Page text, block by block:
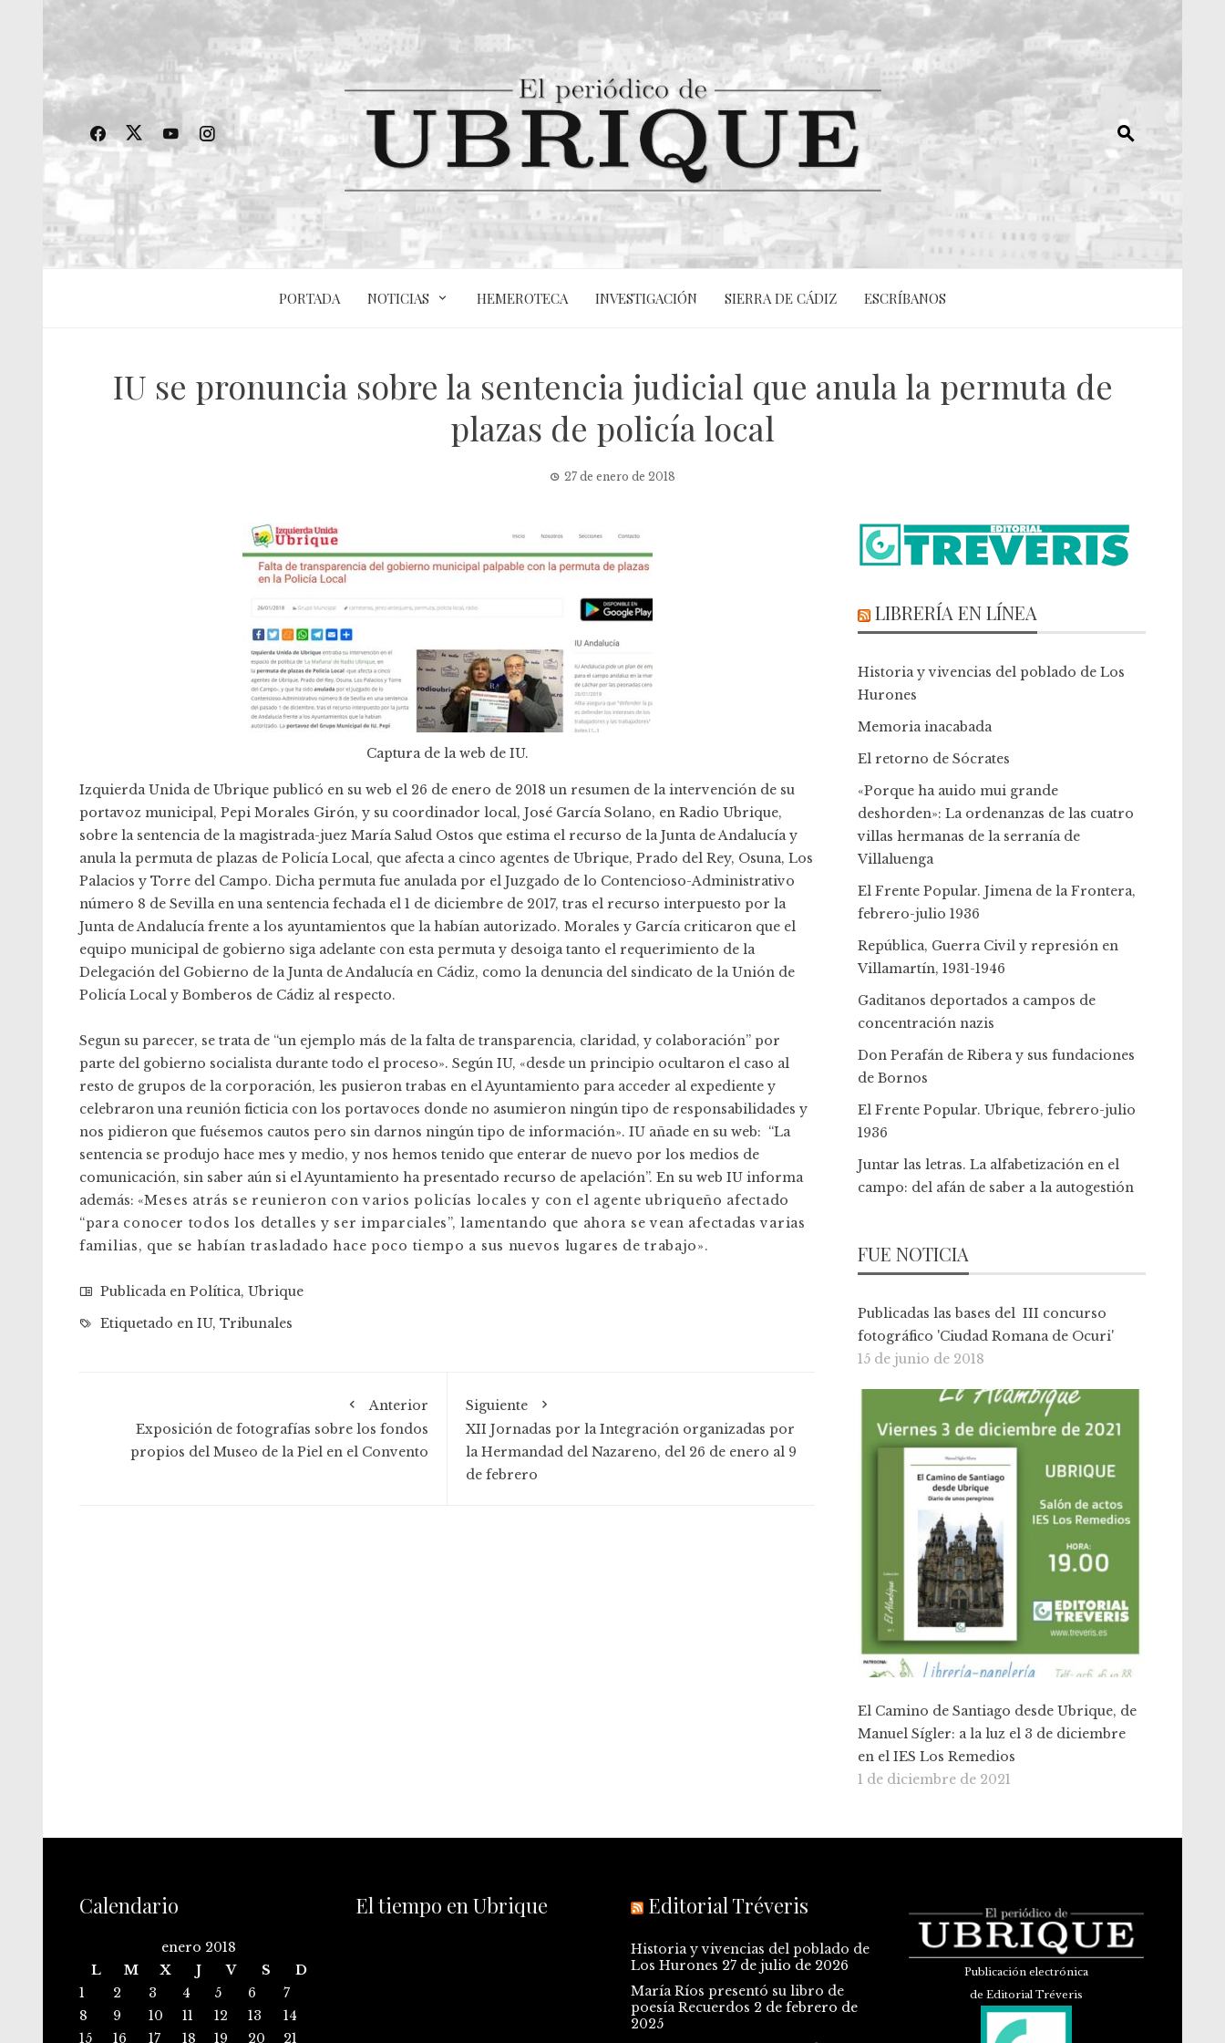
PORTADA NOTICIAS HEMEROTECA INVESTIGACIÓN SIERRA DE CÁDIZ ESCRÍBANOS
IU se pronuncia sobre la sentencia judicial que anula la permuta de
plazas de policía local
27 de enero de 2018
Captura de la web de IU.
Izquierda Unida de Ubrique publicó en su web el 26 de enero de 2018 un resumen de la intervención de su
portavoz municipal, Pepi Morales Girón, y su coordinador local, José García Solano, en Radio Ubrique,
sobre la sentencia de la magistrada-juez María Salud Ostos que estima el recurso de la Junta de Andalucía y
anula la permuta de plazas de Policía Local, que afecta a cinco agentes de Ubrique, Prado del Rey, Osuna, Los
Palacios y Torre del Campo. Dicha permuta fue anulada por el Juzgado de lo Contencioso-Administrativo
número 8 de Sevilla en una sentencia fechada el 1 de diciembre de 2017, tras el recurso interpuesto por la
Junta de Andalucía frente a los ayuntamientos que la habían autorizado. Morales y García criticaron que el
equipo municipal de gobierno siga adelante con esta permuta y desoiga tanto el requerimiento de la
Delegación del Gobierno de la Junta de Andalucía en Cádiz, como la denuncia del sindicato de la Unión de
Policía Local y Bomberos de Cádiz al respecto.
Segun su parecer, se trata de “un ejemplo más de la falta de transparencia, claridad, y colaboración” por
parte del gobierno socialista durante todo el proceso». Según IU, «desde un principio ocultaron el caso al
resto de grupos de la corporación, les pusieron trabas en el Ayuntamiento para acceder al expediente y
celebraron una reunión ficticia con los portavoces donde no asumieron ningún tipo de responsabilidades y
nos pidieron que fuésemos cautos pero sin darnos ningún tipo de información». IU añade en su web: “La
sentencia se produjo hace mes y medio, y nos hemos tenido que enterar de nuevo por los medios de
comunicación, sin saber aún si el Ayuntamiento ha presentado recurso de apelación”. En su web IU informa
además: «Meses atrás se reunieron con varios policías locales y con el agente ubriqueño afectado
“para conocer todos los detalles y ser imparciales”, lamentando que ahora se vean afectadas varias
familias, que se habían trasladado hace poco tiempo a sus nuevos lugares de trabajo».
Publicada en Política, Ubrique
Etiquetado en IU, Tribunales
Anterior
Exposición de fotografías sobre los fondos
propios del Museo de la Piel en el Convento
Siguiente
XII Jornadas por la Integración organizadas por
la Hermandad del Nazareno, del 26 de enero al 9
de febrero
LIBRERÍA EN LÍNEA
Historia y vivencias del poblado de Los
Hurones
Memoria inacabada
El retorno de Sócrates
«Porque ha auido mui grande
deshorden»: La ordenanzas de las cuatro
villas hermanas de la serranía de
Villaluenga
El Frente Popular. Jimena de la Frontera,
febrero-julio 1936
República, Guerra Civil y represión en
Villamartín, 1931-1946
Gaditanos deportados a campos de
concentración nazis
Don Perafán de Ribera y sus fundaciones
de Bornos
El Frente Popular. Ubrique, febrero-julio
1936
Juntar las letras. La alfabetización en el
campo: del afán de saber a la autogestión
FUE NOTICIA
Publicadas las bases del III concurso
fotográfico 'Ciudad Romana de Ocuri'
15 de junio de 2018
El Camino de Santiago desde Ubrique, de
Manuel Sígler: a la luz el 3 de diciembre
en el IES Los Remedios
1 de diciembre de 2021
Calendario
enero 2018
L
M X J V S
D
1
2 3 4 5 6
7
8
9 10 11 12 13
14
15
16 17 18 19 20 21
El tiempo en Ubrique Editorial Tréveris
Historia y vivencias del poblado de
Los Hurones 27 de julio de 2026
María Ríos presentó su libro de
poesía Recuerdos 2 de febrero de
2025
Publicación electrónica
de Editorial Tréveris